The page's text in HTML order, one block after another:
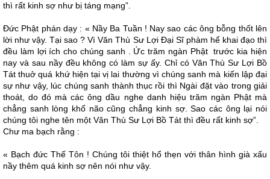
thì rất kinh sợ như bị táng mạng”.
Ðức Phật phán dạy : « Nầy Ba Tuần ! Nay sao các ông bỗng thốt lên
lời như vậy. Tại sao ? Vì Văn Thù Sư Lợi Ðại Sĩ phàm hể khai đạo thì
đều làm lợi ích cho chúng sanh . Ức trăm ngàn Phật trước kia hiện
nay và sau nầy đều không có làm sự ấy. Chỉ có Văn Thù Sư Lợi Bồ
Tát thuở quá khứ hiện tại vị lai thường vì chúng sanh mà kiến lập đại
sự như vậy, lúc chúng sanh thành thục rồi thì Ngài đặt vào trong giải
thoát, do đó mà các ông dầu nghe danh hiệu trăm ngàn Phật mà
chẳng sanh lòng khổ não cũng chẳng kinh sợ. Sao các ông lại nói
chúng tôi nghe tên một Văn Thù Sư Lợi Bồ Tát thì đều rất kinh sợ”.
Chư ma bạch rằng :
« Bạch đức Thế Tôn ! Chúng tôi thiệt hổ thẹn với thân hình già xấu
nầy thêm quá kinh sợ nên nói như vậy.